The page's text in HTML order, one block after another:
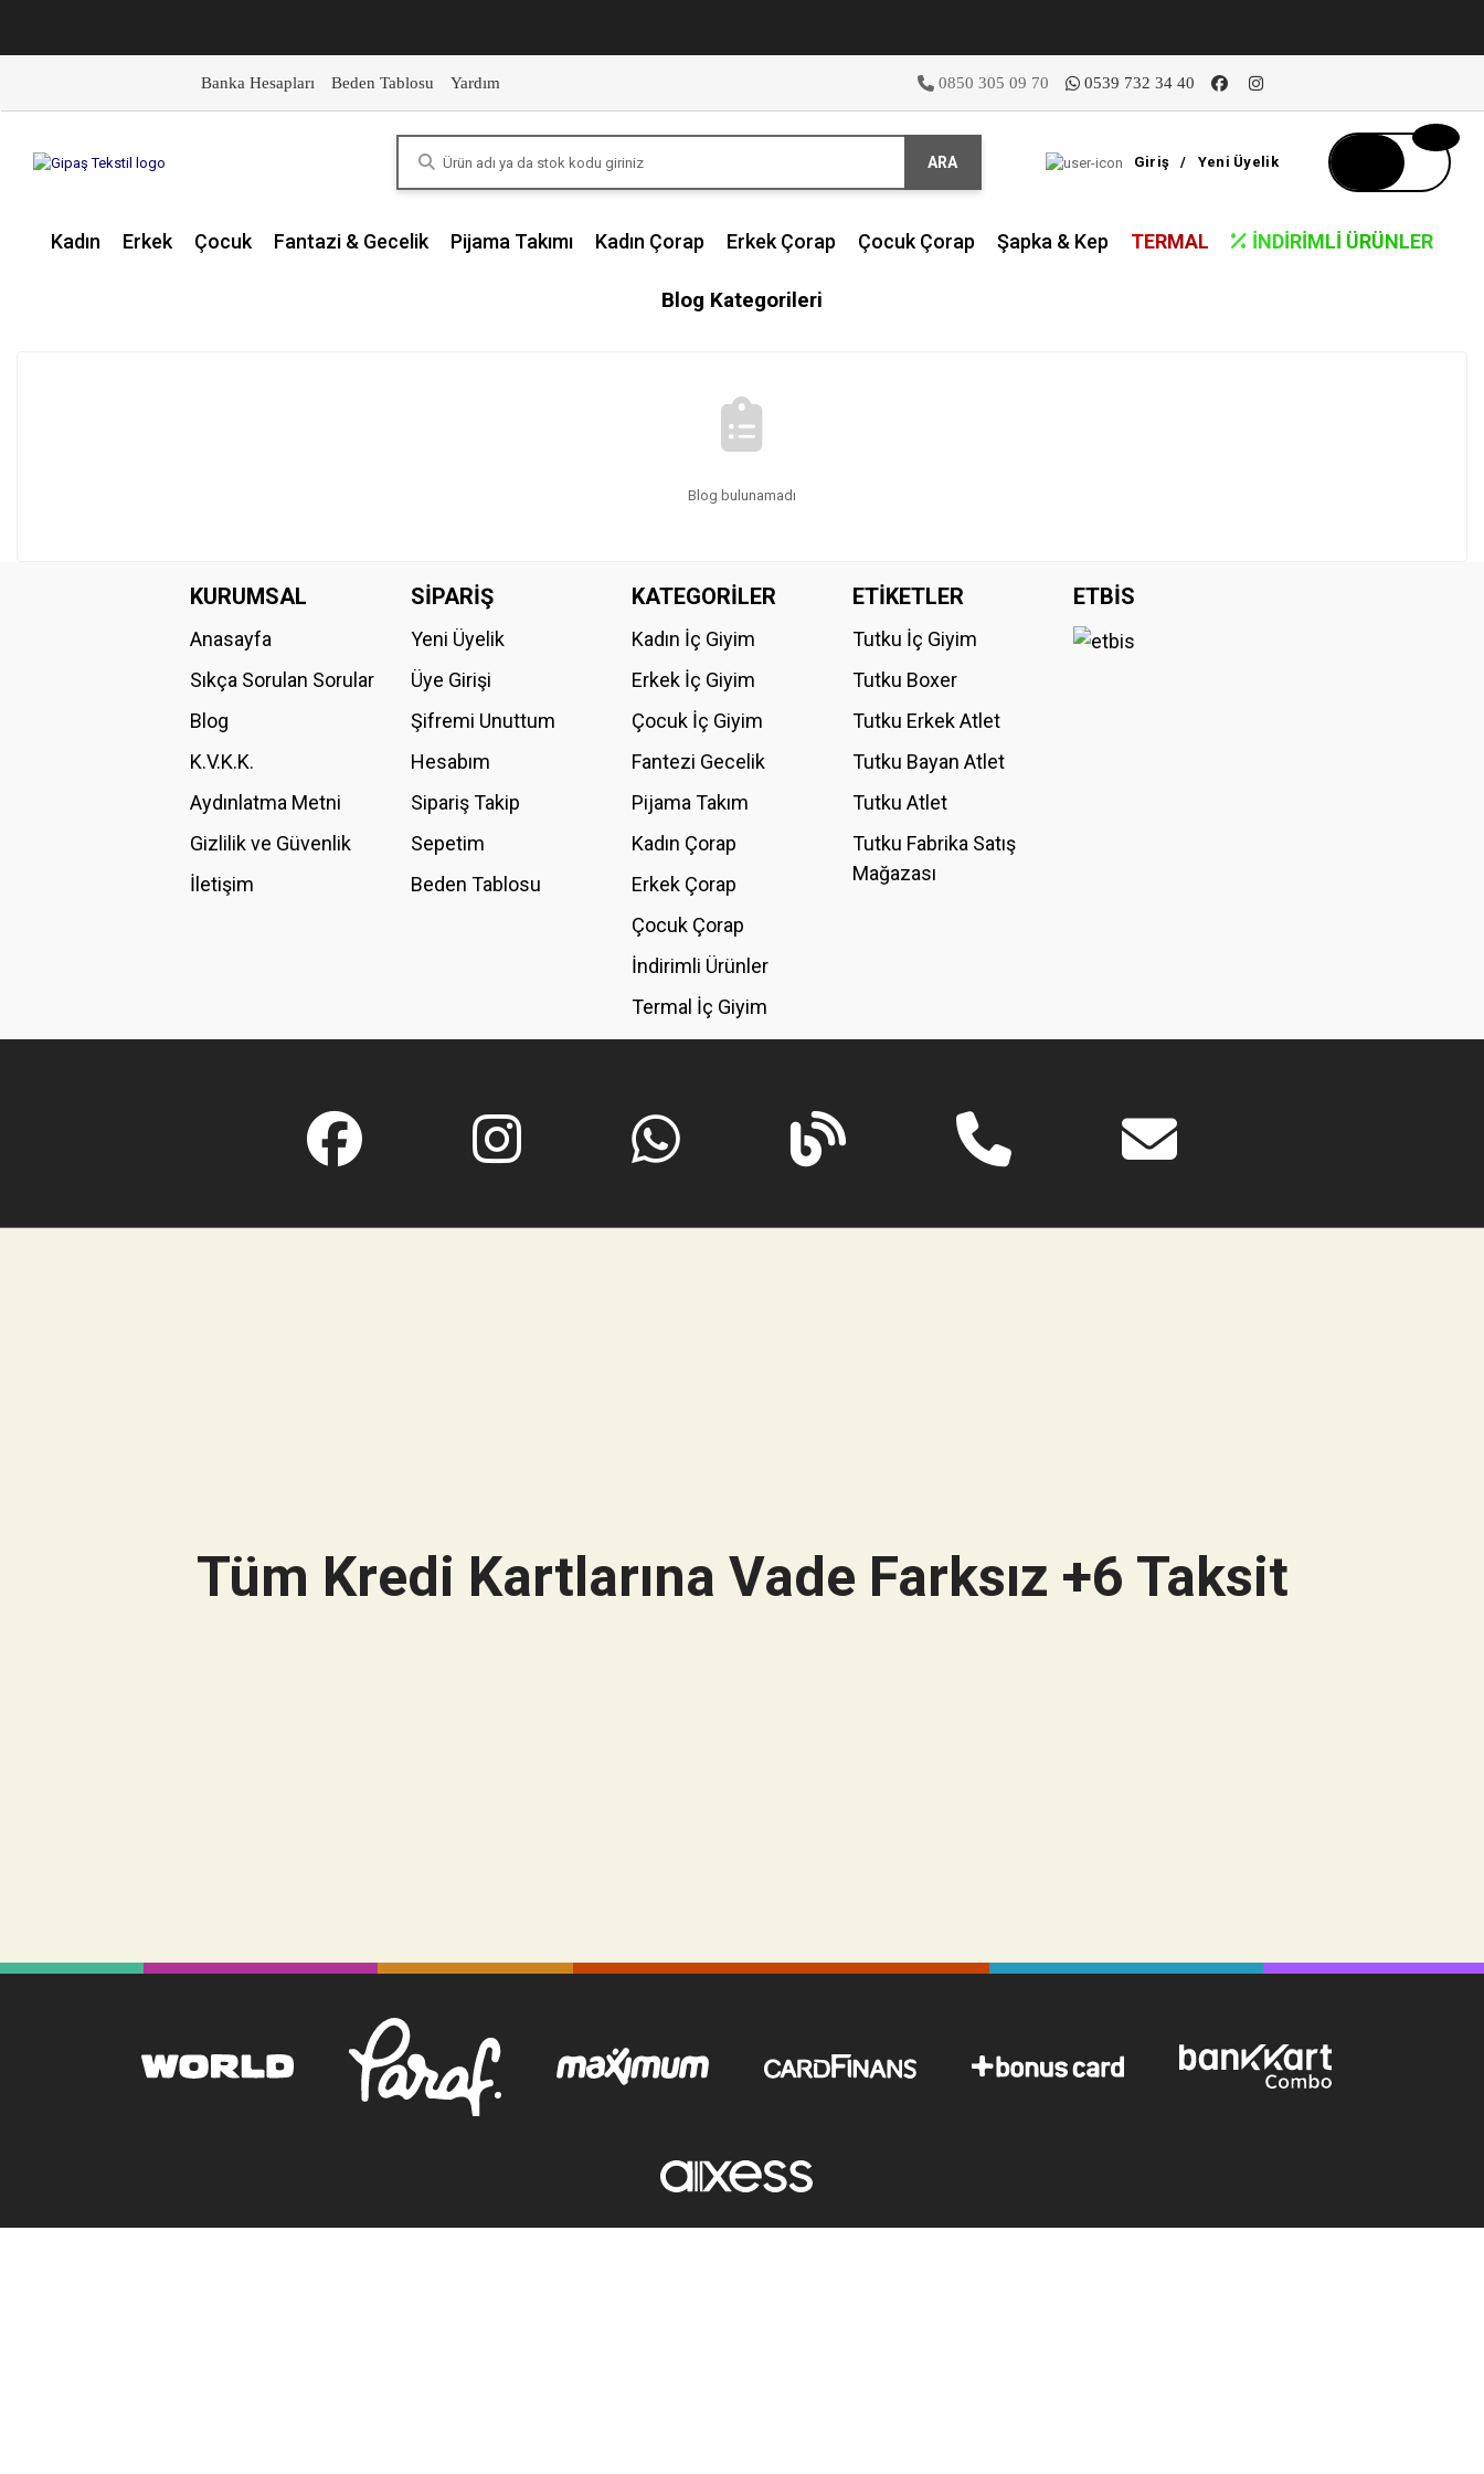
Banka Hesapları Beden Tablosu Yardım 0850 305 09 70 0539 732 34 40
ARA Giriş / Yeni Üyelik
Kadın Erkek Çocuk Fantazi & Gecelik Pijama Takımı Kadın Çorap Erkek Çorap Çocuk Çorap Şapka & Kep TERMAL İNDIRIMLI ÜRÜNLER
Blog Kategorileri
Blog bulunamadı
KURUMSAL
Anasayfa
Sıkça Sorulan Sorular
Blog
K.V.K.K.
Aydınlatma Metni
Gizlilik ve Güvenlik
İletişim
SİPARİŞ
Yeni Üyelik
Üye Girişi
Şifremi Unuttum
Hesabım
Sipariş Takip
Sepetim
Beden Tablosu
KATEGORİLER
Kadın İç Giyim
Erkek İç Giyim
Çocuk İç Giyim
Fantezi Gecelik
Pijama Takım
Kadın Çorap
Erkek Çorap
Çocuk Çorap
İndirimli Ürünler
Termal İç Giyim
ETİKETLER
Tutku İç Giyim
Tutku Boxer
Tutku Erkek Atlet
Tutku Bayan Atlet
Tutku Atlet
Tutku Fabrika Satış
Mağazası
ETBİS
Tüm Kredi Kartlarına Vade Farksız +6 Taksit